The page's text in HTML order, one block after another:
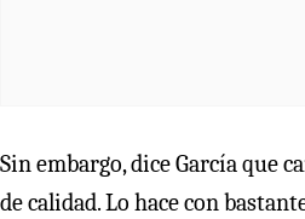
Sin embargo, dice García que
de calidad. Lo hace con